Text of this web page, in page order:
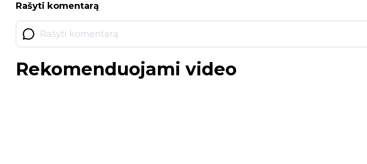
Rašyti komentarą
Rekomenduojami video